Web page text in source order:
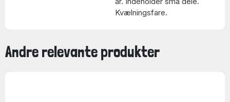
Kvælningsfare.
Andre relevante produkter